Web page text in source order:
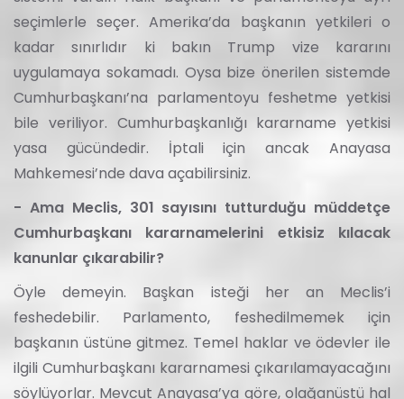
seçimlerle seçer. Amerika’da başkanın yetkileri o
kadar sınırlıdır ki bakın Trump vize kararını
uygulamaya sokamadı. Oysa bize önerilen sistemde
Cumhurbaşkanı’na parlamentoyu feshetme yetkisi
bile veriliyor. Cumhurbaşkanlığı kararname yetkisi
yasa gücündedir. İptali için ancak Anayasa
Mahkemesi’nde dava açabilirsiniz.
- Ama Meclis, 301 sayısını tutturduğu müddetçe
Cumhurbaşkanı kararnamelerini etkisiz kılacak
kanunlar çıkarabilir?
Öyle demeyin. Başkan isteği her an Meclis’i
feshedebilir. Parlamento, feshedilmemek için
başkanın üstüne gitmez. Temel haklar ve ödevler ile
ilgili Cumhurbaşkanı kararnamesi çıkarılamayacağını
söylüyorlar. Mevcut Anayasa’ya göre, olağanüstü hal